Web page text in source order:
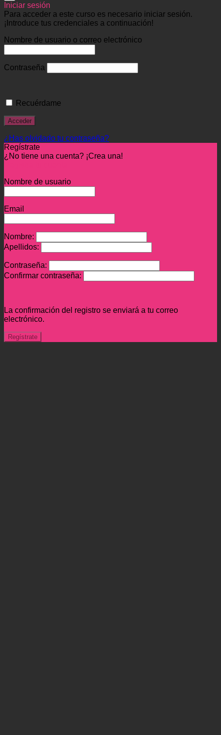
Iniciar sesión
Para acceder a este curso es necesario iniciar sesión.
¡Introduce tus credenciales a continuación!
Nombre de usuario o correo electrónico
Contraseña
Recuérdame
¿Has olvidado tu contraseña?
Regístrate
¿No tiene una cuenta? ¡Crea una!
Nombre de usuario
Email
Nombre:
Apellidos:
Contraseña:
Confirmar contraseña:
La confirmación del registro se enviará a tu correo
electrónico.